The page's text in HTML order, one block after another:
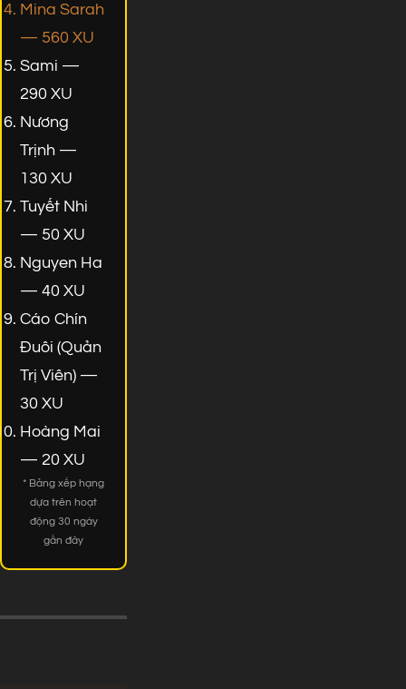
Mina Sarah
— 560 XU
Sami —
290 XU
Nương
Trịnh —
130 XU
Tuyết Nhi
— 50 XU
Nguyen Ha
— 40 XU
Cáo Chín
Đuôi (Quản
Trị Viên) —
30 XU
Hoàng Mai
— 20 XU
* Bảng xếp hạng
dựa trên hoạt
động 30 ngày
gần đây